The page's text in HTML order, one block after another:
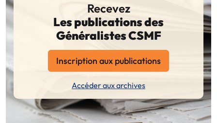
Recevez
Les publications des
Généralistes CSMF
Inscription aux publications
Accéder aux archives